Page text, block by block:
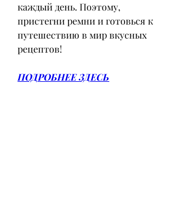
каждый день. Поэтому,
пристегни ремни и готовься к
путешествию в мир вкусных
рецептов!
ПОДРОБНЕЕ ЗДЕСЬ